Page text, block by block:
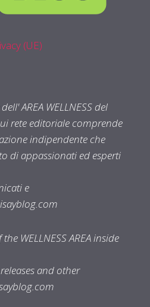
(UE)
AREA WELLNESS del
rete editoriale comprende
indipendente che
di appassionati ed esperti
e
WELLNESS AREA inside
and other